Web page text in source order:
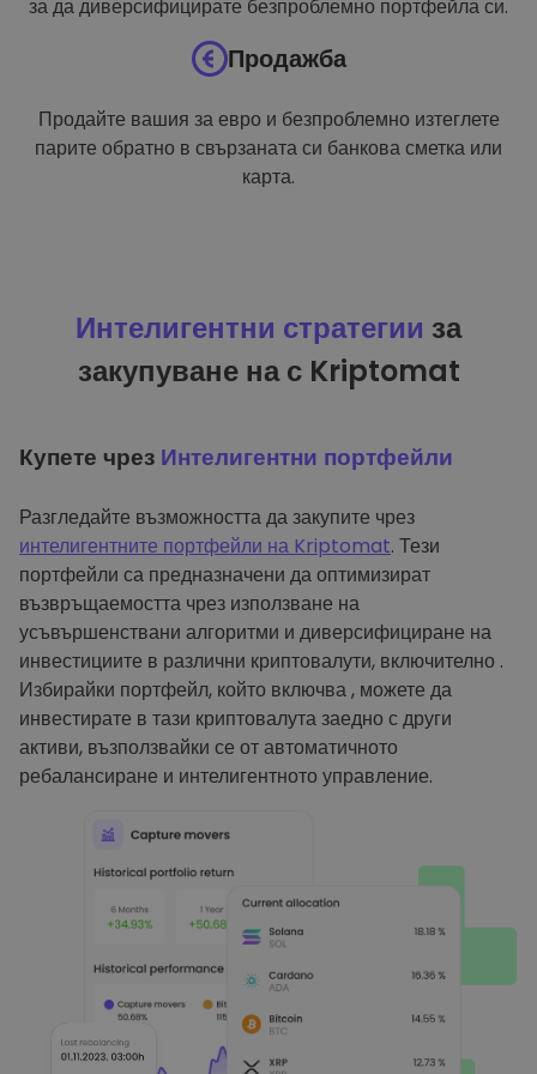
за да диверсифицирате безпроблемно портфейла си.
Продажба
Продайте вашия за евро и безпроблемно изтеглете
парите обратно в свързаната си банкова сметка или
карта.
Интелигентни стратегии за
закупуване на с Kriptomat
Купете чрез Интелигентни портфейли
Разгледайте възможността да закупите чрез
интелигентните портфейли на Kriptomat. Тези
портфейли са предназначени да оптимизират
възвръщаемостта чрез използване на
усъвършенствани алгоритми и диверсифициране на
инвестициите в различни криптовалути, включително .
Избирайки портфейл, който включва , можете да
инвестирате в тази криптовалута заедно с други
активи, възползвайки се от автоматичното
ребалансиране и интелигентното управление.